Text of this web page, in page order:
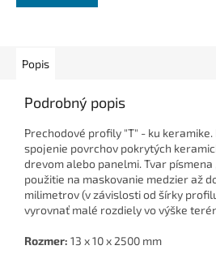
Popis
Podrobný popis
Prechodové profily "T" - ku
spojenie povrchov pokrytých
drevom alebo panelmi. Tvar písmena
použitie na maskovanie medzier až
milimetrov (v závislosti od šírky
vyrovnať malé rozdiely vo výške
Rozmer: 13 x 10 x 2500 mm